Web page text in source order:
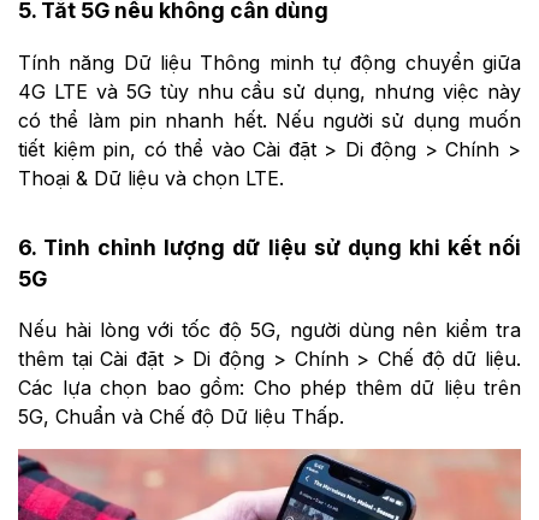
5. Tắt 5G nếu không cần dùng
Tính năng Dữ liệu Thông minh tự động chuyển giữa
4G LTE và 5G tùy nhu cầu sử dụng, nhưng việc này
có thể làm pin nhanh hết. Nếu người sử dụng muốn
tiết kiệm pin, có thể vào Cài đặt > Di động > Chính >
Thoại & Dữ liệu và chọn LTE.
6. Tinh chỉnh lượng dữ liệu sử dụng khi kết nối
5G
Nếu hài lòng với tốc độ 5G, người dùng nên kiểm tra
thêm tại Cài đặt > Di động > Chính > Chế độ dữ liệu.
Các lựa chọn bao gồm: Cho phép thêm dữ liệu trên
5G, Chuẩn và Chế độ Dữ liệu Thấp.